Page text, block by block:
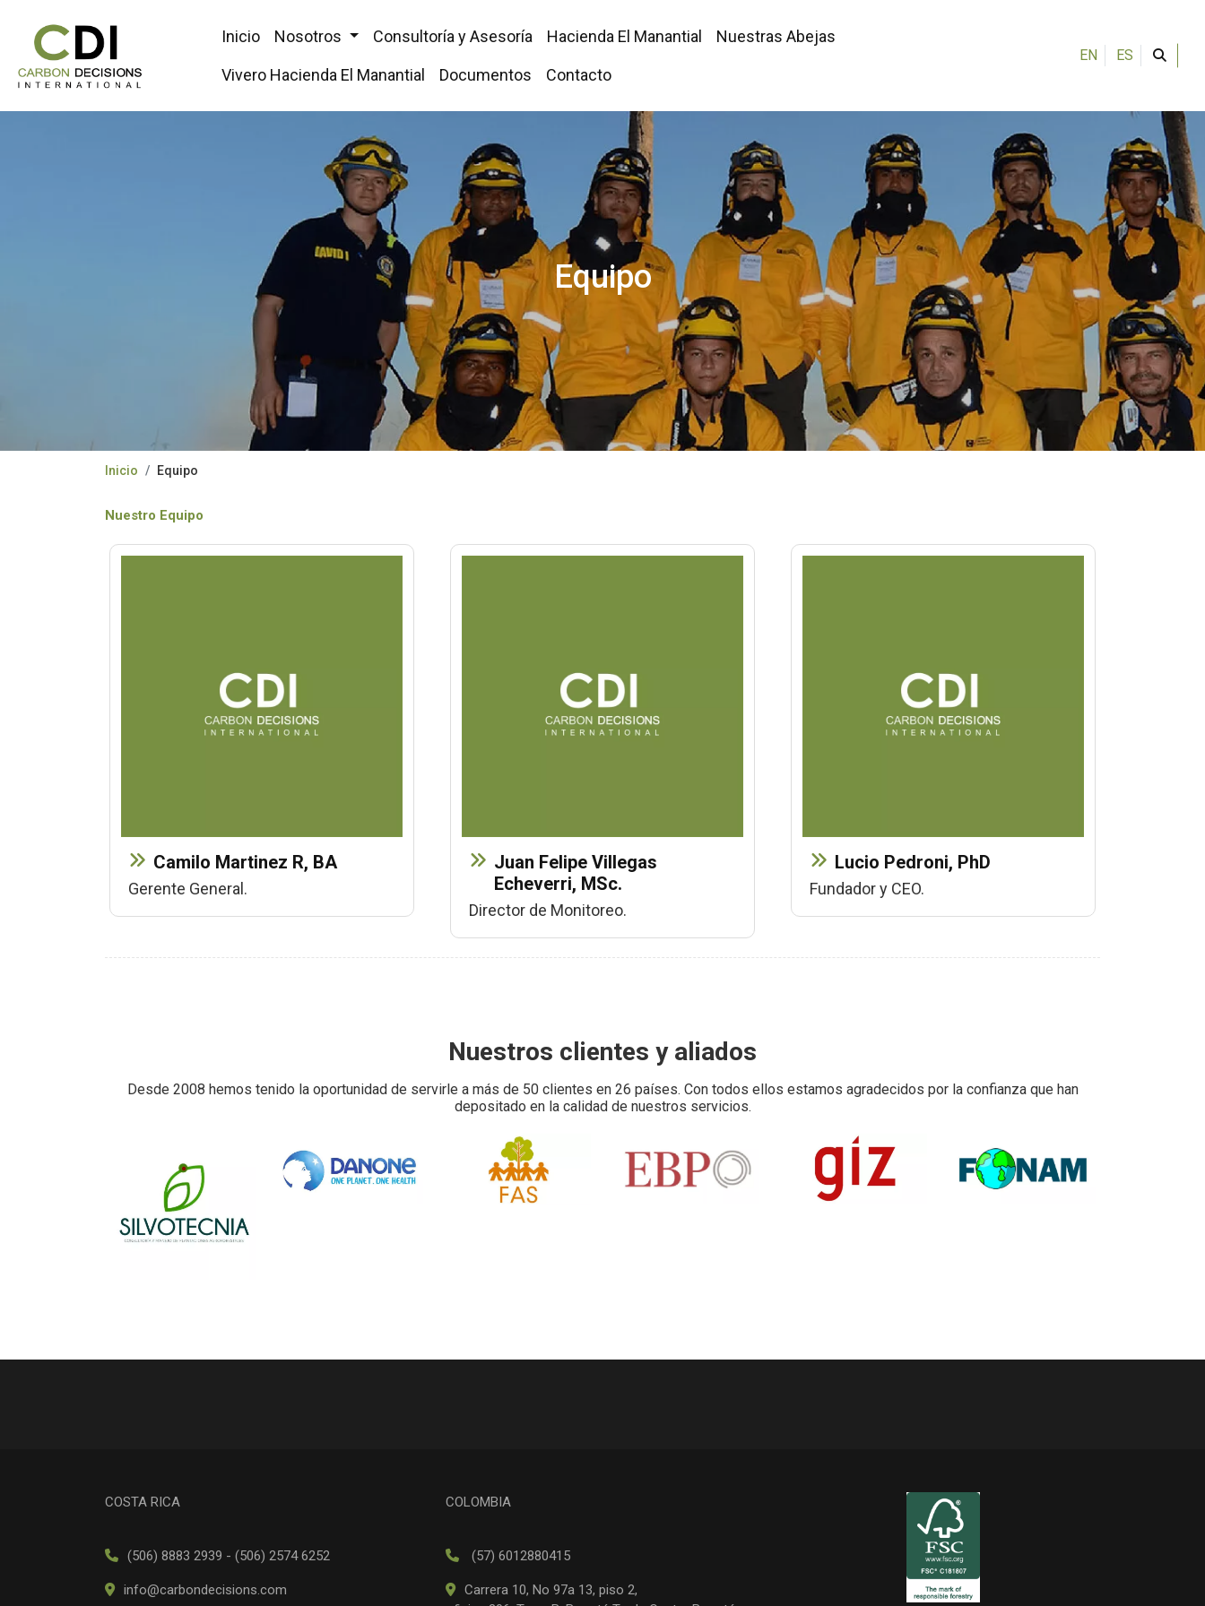
Inicio Nosotros Consultoría y Asesoría Hacienda El Manantial Nuestras Abejas
Vivero Hacienda El Manantial Documentos Contacto
EN ES
Equipo
Inicio Equipo
Nuestro Equipo
Camilo Martinez R, BA
Gerente General.
Juan Felipe Villegas
Echeverri, MSc.
Director de Monitoreo.
Lucio Pedroni, PhD
Fundador y CEO.
Nuestros clientes y aliados
Desde 2008 hemos tenido la oportunidad de servirle a más de 50 clientes en 26 países. Con todos ellos estamos agradecidos por la confianza que han
depositado en la calidad de nuestros servicios.
COSTA RICA
(506) 8883 2939 - (506) 2574 6252
info@carbondecisions.com
COLOMBIA
(57) 6012880415
Carrera 10, No 97a 13, piso 2,